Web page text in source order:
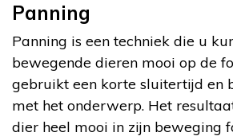
Panning
Panning is een techniek die u
bewegende dieren mooi op de
gebruikt een korte sluitertijd en
met het onderwerp. Het
dier heel mooi in zijn beweging